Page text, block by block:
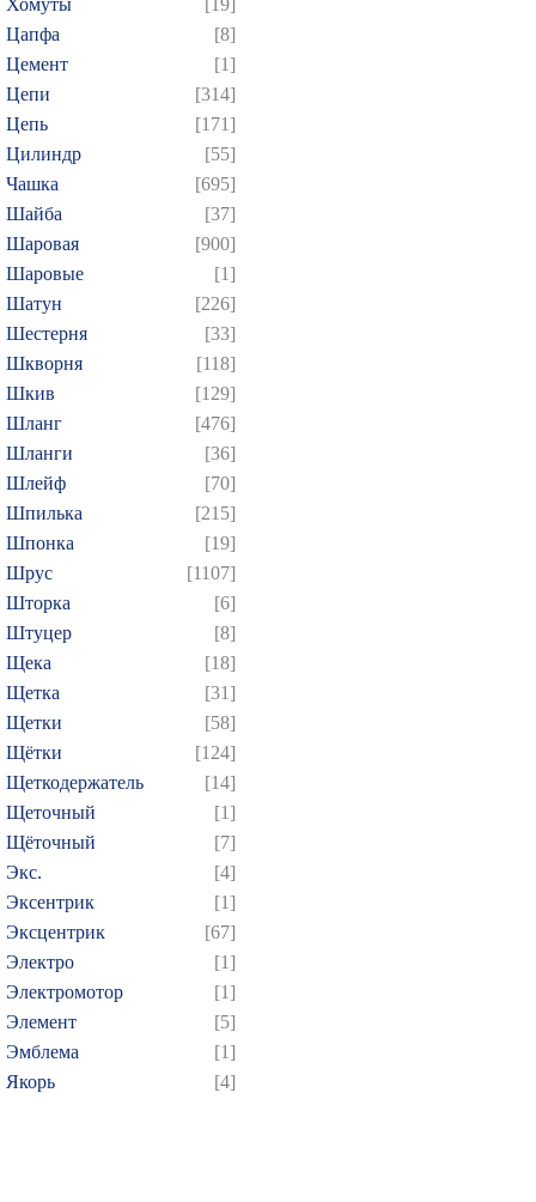
Хомуты
[19]
Цапфа
[8]
Цемент
[1]
Цепи
[314]
Цепь
[171]
Цилиндр
[55]
Чашка
[695]
Шайба
[37]
Шаровая
[900]
Шаровые
[1]
Шатун
[226]
Шестерня
[33]
Шкворня
[118]
Шкив
[129]
Шланг
[476]
Шланги
[36]
Шлейф
[70]
Шпилька
[215]
Шпонка
[19]
Шрус
[1107]
Шторка
[6]
Штуцер
[8]
Щека
[18]
Щетка
[31]
Щетки
[58]
Щётки
[124]
Щеткодержатель
[14]
Щеточный
[1]
Щёточный
[7]
Экс.
[4]
Эксентрик
[1]
Эксцентрик
[67]
Электро
[1]
Электромотор
[1]
Элемент
[5]
Эмблема
[1]
Якорь
[4]